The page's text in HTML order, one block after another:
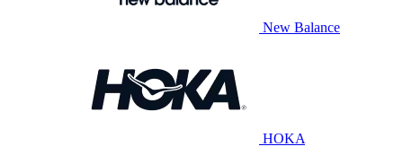
New Balance
HOKA